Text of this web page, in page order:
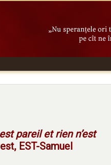
pareil et rien n’est
EST-Samuel